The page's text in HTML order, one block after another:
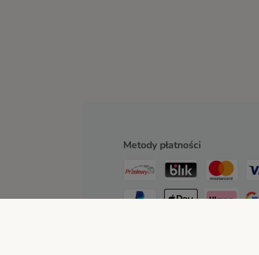
Metody płatności